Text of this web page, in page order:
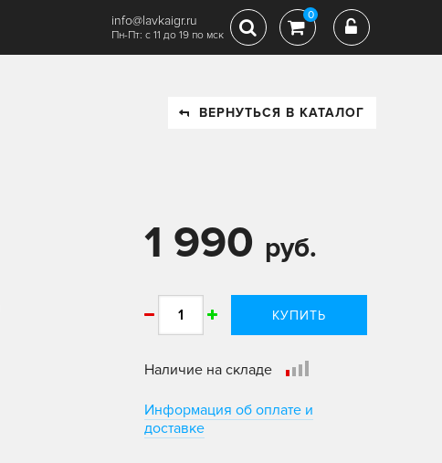
info@lavkaigr.ru
Пн-Пт: с 11 до 19 по мск
0
ВЕРНУТЬСЯ В КАТАЛОГ
1 990 руб.
КУПИТЬ
Наличие на складе
Информация об оплате и
доставке